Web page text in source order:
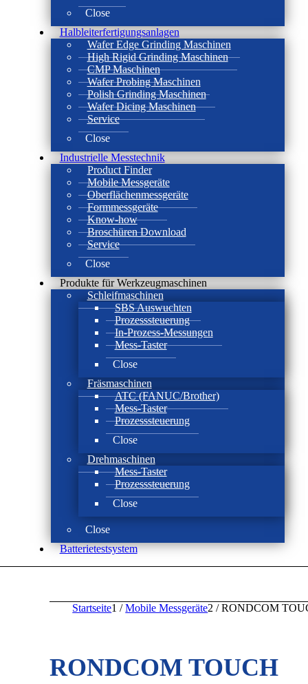
Close
Halbleiterfertigungsanlagen
Wafer Edge Grinding Maschinen
High Rigid Grinding Maschinen
CMP Maschinen
Wafer Probing Maschinen
Polish Grinding Maschinen
Wafer Dicing Maschinen
Service
Close
Industrielle Messtechnik
Product Finder
Mobile Messgeräte
Oberflächenmessgeräte
Formmessgeräte
Know-how
Broschüren Download
Service
Close
Produkte für Werkzeugmaschinen
Schleifmaschinen
SBS Auswuchten
Prozesssteuerung
In-Prozess-Messungen
Mess-Taster
Close
Fräsmaschinen
ATC (FANUC/Brother)
Mess-Taster
Prozesssteuerung
Close
Drehmaschinen
Mess-Taster
Prozesssteuerung
Close
Close
Batterie­test­system
Startseite1 / Mobile Messgeräte2 / RONDCOM
RONDCOM TOUCH